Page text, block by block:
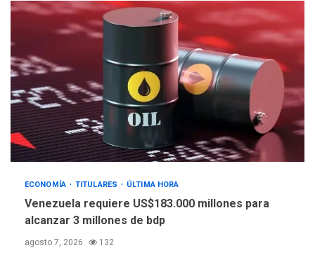
3
NACIONALES
TITULARES
ÚLTIMA HORA
Dólar cierra la semana en
756,71 bolívares
4
POLÍTICA
TITULARES
ÚLTIMA HORA
Libertad plena para jueza
María Lourdes Afiuni
INTERNACIONALES
ÚLTIMA HORA
España impone controles
fronterizos a Italia
ECONOMÍA TITULARES ÚLTIMA HORA
Venezuela requiere US$183.000 millones para
alcanzar 3 millones de bdp
agosto 7, 2026 132